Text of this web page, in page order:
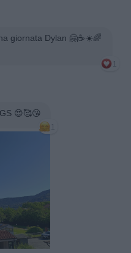
giornata Dylan 🤗☕☀️🌈
1
😍🥰😘
1